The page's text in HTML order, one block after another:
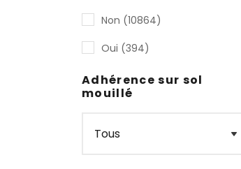
Non (10864)
Oui (394)
Adhérence sur sol
mouillé